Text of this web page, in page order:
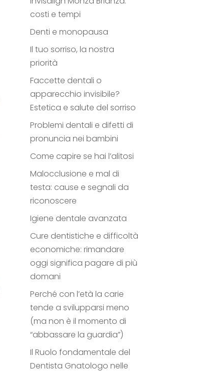
costi e tempi
Denti e monopausa
Il tuo sorriso, la nostra
priorità
Faccette dentali o
apparecchio invisibile?
Estetica e salute del sorriso
Problemi dentali e difetti di
pronuncia nei bambini
Come capire se hai l’alitosi
Malocclusione e mal di
testa: cause e segnali da
riconoscere
Igiene dentale avanzata
Cure dentistiche e difficoltà
economiche: rimandare
oggi significa pagare di più
domani
Perché con l’età la carie
tende a svilupparsi meno
(ma non è il momento di
“abbassare la guardia”)
Il Ruolo fondamentale del
Dentista Gnatologo nelle